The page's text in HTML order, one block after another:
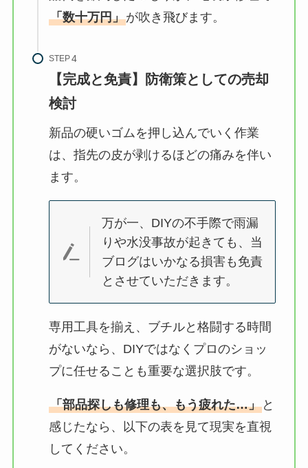
「数十万円」が吹き飛びます。
STEP
【完成と免責】防衛策としての売却
検討
新品の硬いゴムを押し込んでいく作業
は、指先の皮が剥けるほどの痛みを伴い
ます。
万が一、DIYの不手際で雨漏
りや水没事故が起きても、当
ブログはいかなる損害も免責
とさせていただきます。
専用工具を揃え、ブチルと格闘する時間
がないなら、DIYではなくプロのショッ
プに任せることも重要な選択肢です。
「部品探しも修理も、もう疲れた…」と
感じたなら、以下の表を見て現実を直視
してください。